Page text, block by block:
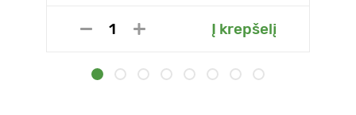
Į krepšelį